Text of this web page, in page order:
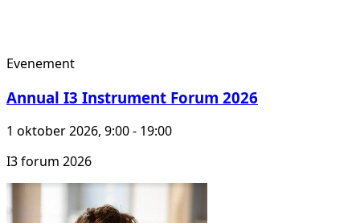
Evenement
Annual I3 Instrument Forum 2026
1 oktober 2026, 9:00 - 19:00
I3 forum 2026